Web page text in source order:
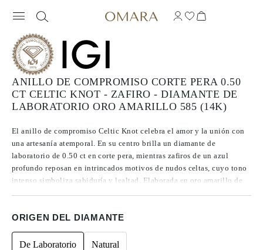
ANILLO DE COMPROMISO CORTE PERA 0.50
CT CELTIC KNOT - ZAFIRO - DIAMANTE DE
LABORATORIO ORO AMARILLO 585 (14K)
El anillo de compromiso Celtic Knot celebra el amor y la unión con
una artesanía atemporal. En su centro brilla un diamante de
laboratorio de 0.50 ct en corte pera, mientras zafiros de un azul
profundo reposan en intrincados motivos de nudos celtas, cuyo tono
intenso simboliza sabiduría y lealtad. Elaborada en oro amarillo de
honrar una historia de amor que perdura.
ORIGEN DEL DIAMANTE
De Laboratorio Natural